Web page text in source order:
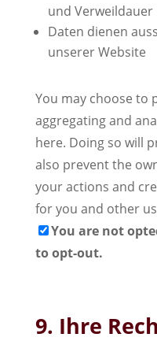
und Verweildauer
Daten dienen
unserer Website
You may choose to
aggregating and
here. Doing so will
also prevent the
your actions and
for you and other
You are not
to opt-out.
9. Ihre